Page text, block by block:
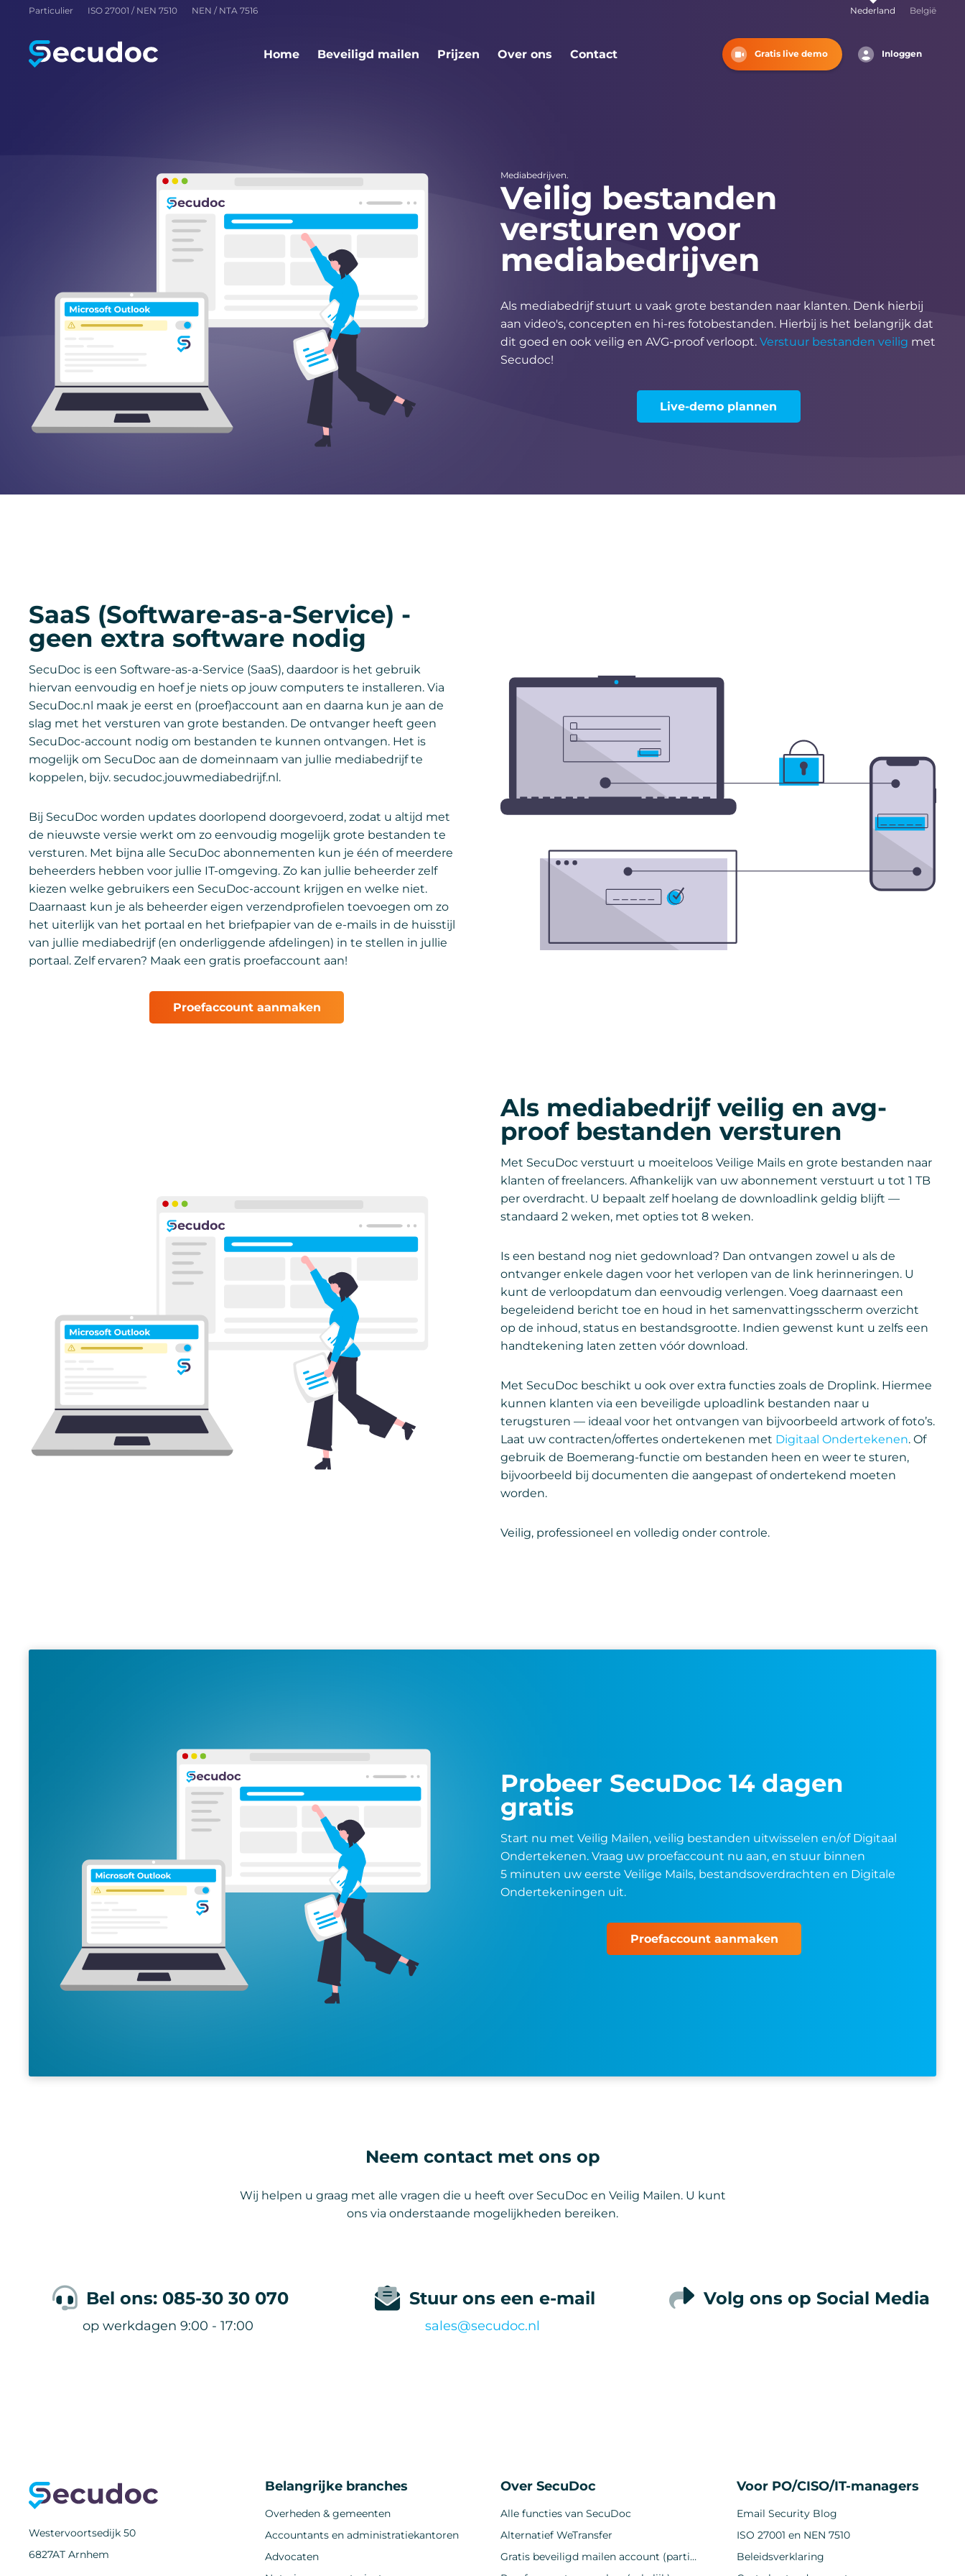
Particulier ISO 27001 / NEN 7510 NEN / NTA 7516 Nederland België
Gratis live demo Inloggen
Home Beveiligd mailen Prijzen Over ons Contact
Mediabedrijven.
Veilig bestanden
versturen voor
mediabedrijven
Als mediabedrijf stuurt u vaak grote bestanden naar klanten. Denk hierbij
aan video's, concepten en hi-res fotobestanden. Hierbij is het belangrijk dat
dit goed en ook veilig en AVG-proof verloopt. Verstuur bestanden veilig met
Secudoc!
Live-demo plannen
SaaS (Software-as-a-Service) -
geen extra software nodig
SecuDoc is een Software-as-a-Service (SaaS), daardoor is het gebruik
hiervan eenvoudig en hoef je niets op jouw computers te installeren. Via
SecuDoc.nl maak je eerst en (proef)account aan en daarna kun je aan de
slag met het versturen van grote bestanden. De ontvanger heeft geen
SecuDoc-account nodig om bestanden te kunnen ontvangen. Het is
mogelijk om SecuDoc aan de domeinnaam van jullie mediabedrijf te
koppelen, bijv. secudoc.jouwmediabedrijf.nl.
Bij SecuDoc worden updates doorlopend doorgevoerd, zodat u altijd met
de nieuwste versie werkt om zo eenvoudig mogelijk grote bestanden te
versturen. Met bijna alle SecuDoc abonnementen kun je één of meerdere
beheerders hebben voor jullie IT-omgeving. Zo kan jullie beheerder zelf
kiezen welke gebruikers een SecuDoc-account krijgen en welke niet.
Daarnaast kun je als beheerder eigen verzendprofielen toevoegen om zo
het uiterlijk van het portaal en het briefpapier van de e-mails in de huisstijl
van jullie mediabedrijf (en onderliggende afdelingen) in te stellen in jullie
portaal. Zelf ervaren? Maak een gratis proefaccount aan!
Proefaccount aanmaken
Als mediabedrijf veilig en avg-
proof bestanden versturen
Met SecuDoc verstuurt u moeiteloos Veilige Mails en grote bestanden naar
klanten of freelancers. Afhankelijk van uw abonnement verstuurt u tot 1 TB
per overdracht. U bepaalt zelf hoelang de downloadlink geldig blijft —
standaard 2 weken, met opties tot 8 weken.
Is een bestand nog niet gedownload? Dan ontvangen zowel u als de
ontvanger enkele dagen voor het verlopen van de link herinneringen. U
kunt de verloopdatum dan eenvoudig verlengen. Voeg daarnaast een
begeleidend bericht toe en houd in het samenvattingsscherm overzicht
op de inhoud, status en bestandsgrootte. Indien gewenst kunt u zelfs een
handtekening laten zetten vóór download.
Met SecuDoc beschikt u ook over extra functies zoals de Droplink. Hiermee
kunnen klanten via een beveiligde uploadlink bestanden naar u
terugsturen — ideaal voor het ontvangen van bijvoorbeeld artwork of foto’s.
Laat uw contracten/offertes ondertekenen met Digitaal Ondertekenen. Of
gebruik de Boemerang-functie om bestanden heen en weer te sturen,
bijvoorbeeld bij documenten die aangepast of ondertekend moeten
worden.
Veilig, professioneel en volledig onder controle.
Probeer SecuDoc 14 dagen
gratis
Start nu met Veilig Mailen, veilig bestanden uitwisselen en/of Digitaal
Ondertekenen. Vraag uw proefaccount nu aan, en stuur binnen
5 minuten uw eerste Veilige Mails, bestandsoverdrachten en Digitale
Ondertekeningen uit.
Proefaccount aanmaken
Neem contact met ons op
Wij helpen u graag met alle vragen die u heeft over SecuDoc en Veilig Mailen. U kunt
ons via onderstaande mogelijkheden bereiken.
Bel ons: 085-30 30 070
op werkdagen 9:00 - 17:00
Stuur ons een e-mail
sales@secudoc.nl
Volg ons op Social Media
Westervoortsedijk 50
6827AT Arnhem
Belangrijke branches
Overheden & gemeenten
Accountants en administratiekantoren
Advocaten
Over SecuDoc
Alle functies van SecuDoc
Alternatief WeTransfer
Gratis beveiligd mailen account (particulier)
Voor PO/CISO/IT-managers
Email Security Blog
ISO 27001 en NEN 7510
Beleidsverklaring
alle functies